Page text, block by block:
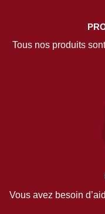
Tous nos produits
Vous avez besoin